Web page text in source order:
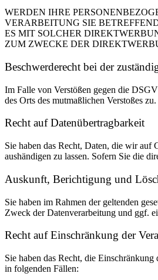
WERDEN IHRE
VERARBEITUNG SIE
ES MIT SOLCHER
ZUM ZWECKE DER
Beschwerde­recht bei der
Im Falle von Verstößen gegen die
des Orts des mutmaßlichen Verstoßes
Recht auf Daten­übertrag­barkeit
Sie haben das Recht, Daten, die wir auf
aushändigen zu lassen. Sofern Sie die
Auskunft, Berichtigung und
Sie haben im Rahmen der geltenden
Zweck der Datenverarbeitung und ggf.
Recht auf Einschränkung der
Sie haben das Recht, die
in folgenden Fällen: